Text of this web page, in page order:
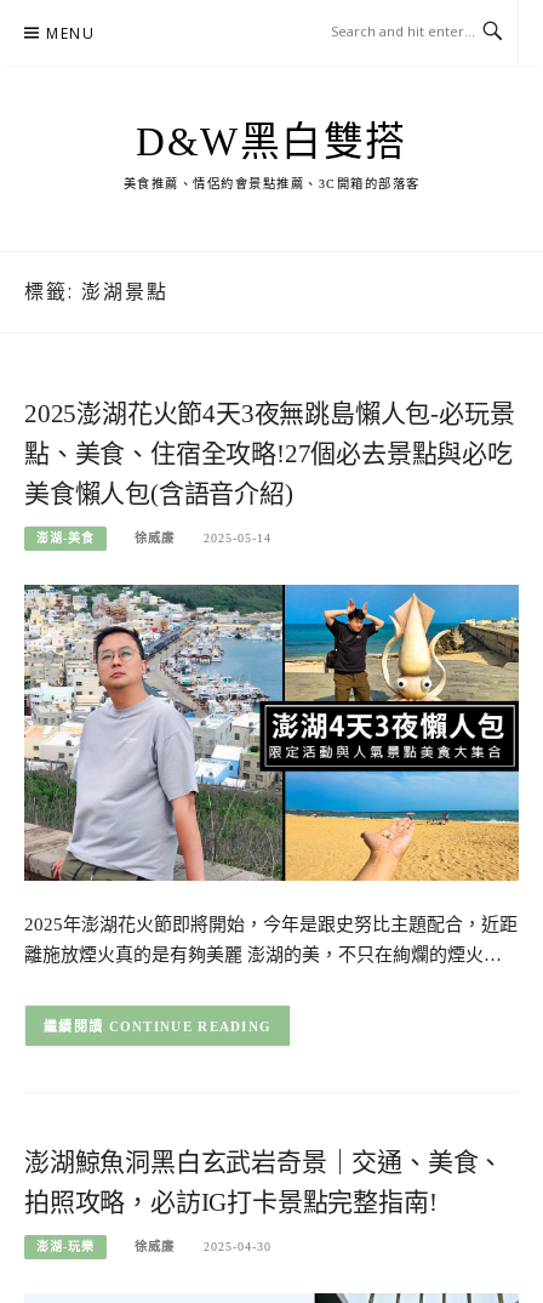
MENU
D&W黑白雙搭
美食推薦、情侶約會景點推薦、3C開箱的部落客
標籤: 澎湖景點
2025澎湖花火節4天3夜無跳島懶人包-必玩景
點、美食、住宿全攻略!27個必去景點與必吃
美食懶人包(含語音介紹)
澎湖-美食 徐威廉 2025-05-14
2025年澎湖花火節即將開始，今年是跟史努比主題配合，近距
離施放煙火真的是有夠美麗 澎湖的美，不只在絢爛的煙火…
CONTINUE READING
澎湖鯨魚洞黑白玄武岩奇景｜交通、美食、
拍照攻略，必訪IG打卡景點完整指南!
澎湖-玩樂 徐威廉 2025-04-30